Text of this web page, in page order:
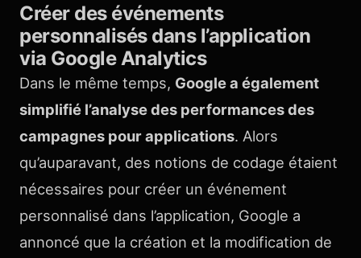
Créer des événements
personnalisés dans l’application
via Google Analytics
Dans le même temps, Google a également
simplifié l’analyse des performances des
campagnes pour applications. Alors
qu’auparavant, des notions de codage étaient
nécessaires pour créer un événement
personnalisé dans l’application, Google a
annoncé que la création et la modification de